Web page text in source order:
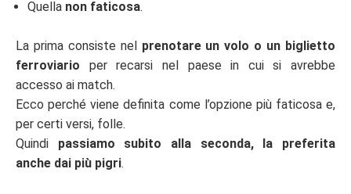
Quella non faticosa.
La prima consiste nel prenotare un volo o un biglietto
ferroviario per recarsi nel paese in cui si avrebbe
accesso ai match.
Ecco perché viene definita come l’opzione più faticosa e,
per certi versi, folle.
Quindi passiamo subito alla seconda, la preferita
anche dai più pigri.